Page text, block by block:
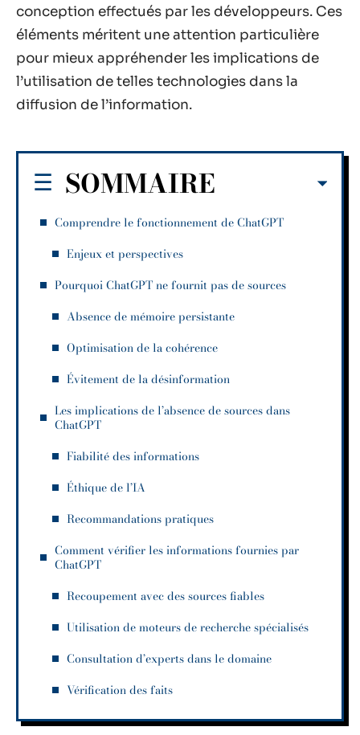
conception effectués par les développeurs. Ces
éléments méritent une attention particulière
pour mieux appréhender les implications de
l’utilisation de telles technologies dans la
diffusion de l’information.
SOMMAIRE
Comprendre le fonctionnement de ChatGPT
Enjeux et perspectives
Pourquoi ChatGPT ne fournit pas de sources
Absence de mémoire persistante
Optimisation de la cohérence
Évitement de la désinformation
Les implications de l’absence de sources dans
ChatGPT
Fiabilité des informations
Éthique de l’IA
Recommandations pratiques
Comment vérifier les informations fournies par
ChatGPT
Recoupement avec des sources fiables
Utilisation de moteurs de recherche spécialisés
Consultation d’experts dans le domaine
Vérification des faits